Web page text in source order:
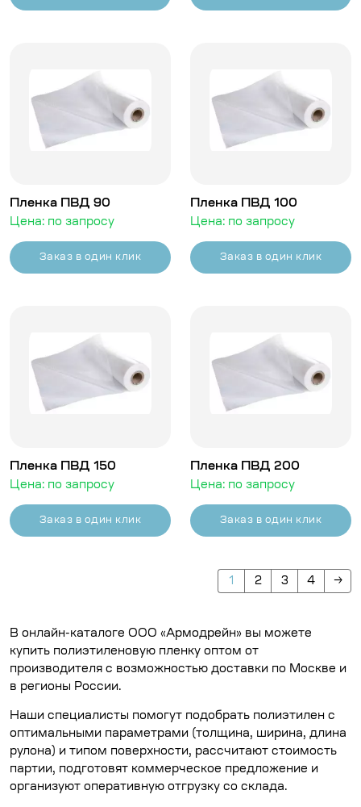
Пленка ПВД 90
Цена: по запросу
Заказ в один клик
Пленка ПВД 100
Цена: по запросу
Заказ в один клик
Пленка ПВД 150
Цена: по запросу
Заказ в один клик
Пленка ПВД 200
Цена: по запросу
Заказ в один клик
1 2 3 4 →
В онлайн-каталоге ООО «Армодрейн» вы можете
купить полиэтиленовую пленку оптом от
производителя с возможностью доставки по Москве и
в регионы России.
Наши специалисты помогут подобрать полиэтилен с
оптимальными параметрами (толщина, ширина, длина
рулона) и типом поверхности, рассчитают стоимость
партии, подготовят коммерческое предложение и
организуют оперативную отгрузку со склада.